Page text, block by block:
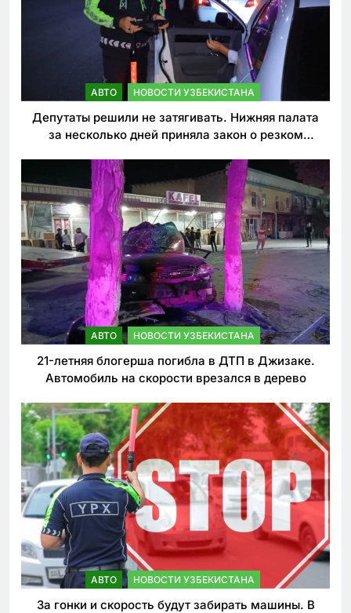
АВТО НОВОСТИ УЗБЕКИСТАНА
Депутаты решили не затягивать. Нижняя палата
за несколько дней приняла закон о резком
АВТО НОВОСТИ УЗБЕКИСТАНА
21-летняя блогерша погибла в ДТП в Джизаке.
Автомобиль на скорости врезался в дерево
АВТО НОВОСТИ УЗБЕКИСТАНА
За гонки и скорость будут забирать машины. В